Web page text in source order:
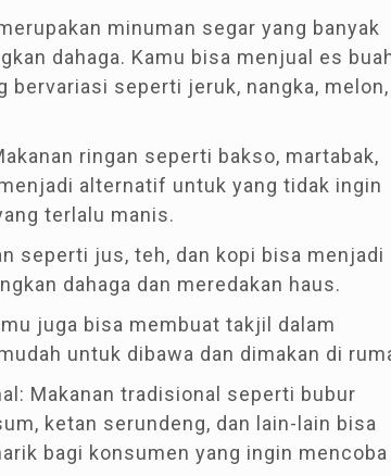
minuman segar yang banyak
dahaga. Kamu bisa menjual es
bervariasi seperti jeruk, nangka, melon,
ringan seperti bakso, martabak,
alternatif untuk yang tidak ingin
terlalu manis.
seperti jus, teh, dan kopi bisa menjadi
dahaga dan meredakan haus.
juga bisa membuat takjil dalam
untuk dibawa dan dimakan di
Makanan tradisional seperti bubur
ketan serundeng, dan lain-lain bisa
bagi konsumen yang ingin mencoba